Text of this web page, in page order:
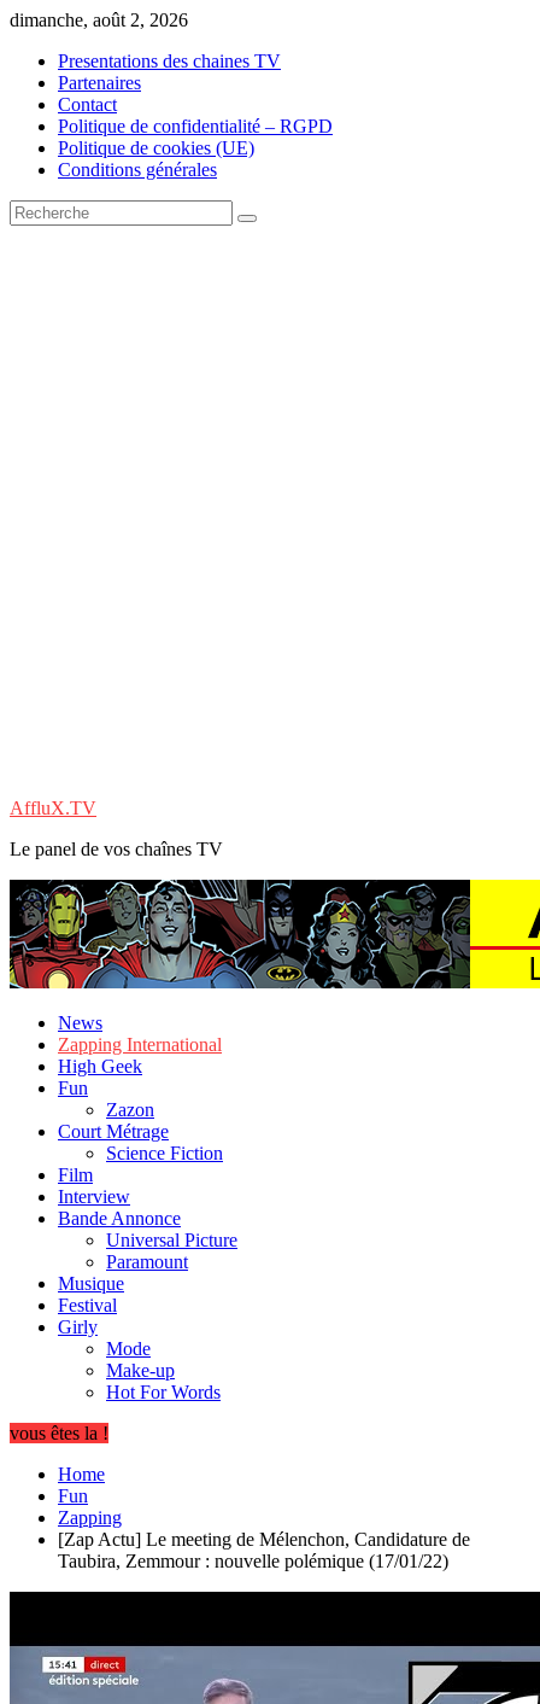
Skip
content
dimanche, août 2, 2026
Presentations des chaines TV
Partenaires
Contact
Politique de confidentialité – RGPD
Politique de cookies (UE)
Conditions générales
AffluX.TV
Le panel de vos chaînes TV
News
Zapping International
High Geek
Fun
Zazon
Court Métrage
Science Fiction
Film
Interview
Bande Annonce
Universal Picture
Paramount
Musique
Festival
Girly
Mode
Make-up
Hot For Words
vous êtes la !
Home
Fun
Zapping
[Zap Actu] Le meeting de Mélenchon, Candidature de
Taubira, Zemmour : nouvelle polémique (17/01/22)